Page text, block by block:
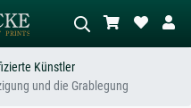
Künstler
und die Grablegung